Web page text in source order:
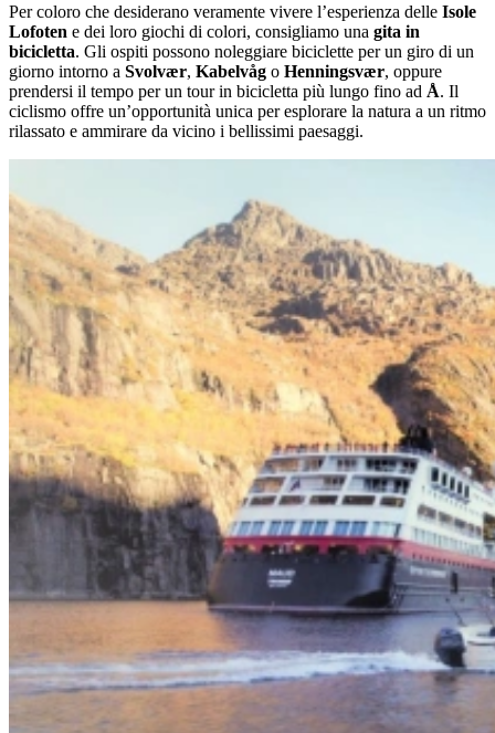
Per coloro che desiderano veramente vivere l’esperienza delle Isole
Lofoten e dei loro giochi di colori, consigliamo una gita in
bicicletta. Gli ospiti possono noleggiare biciclette per un giro di un
giorno intorno a Svolvær, Kabelvåg o Henningsvær, oppure
prendersi il tempo per un tour in bicicletta più lungo fino ad Å. Il
ciclismo offre un’opportunità unica per esplorare la natura a un ritmo
rilassato e ammirare da vicino i bellissimi paesaggi.